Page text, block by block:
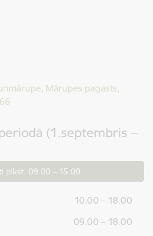
Mārupes pagasts,
(1.septembris –
plkst. 09.00 – 15.00
10.00 – 18.00
09.00 – 18.00